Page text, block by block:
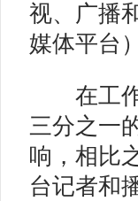
视、广播
媒体平台
在工作
三分之一
响，相比
台记者和